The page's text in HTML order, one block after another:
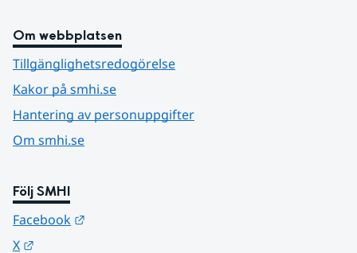
Om webbplatsen
Tillgänglighetsredogörelse
Kakor på smhi.se
Hantering av personuppgifter
Om smhi.se
Följ SMHI
Facebook
X